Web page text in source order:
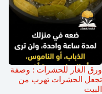
ورق الغار للحشرات : وصفة
تجعل الحشرات تهرب من
البيت